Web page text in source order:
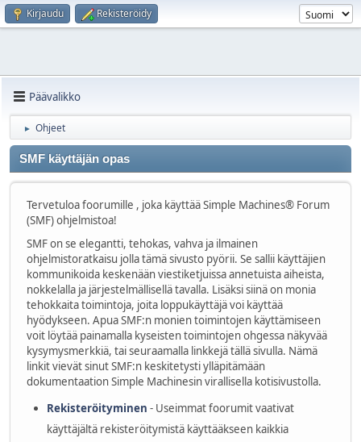
Kirjaudu Rekisteröidy
Päävalikko
► Ohjeet
SMF käyttäjän opas
Tervetuloa foorumille , joka käyttää Simple Machines® Forum
(SMF) ohjelmistoa!
SMF on se elegantti, tehokas, vahva ja ilmainen
ohjelmistoratkaisu jolla tämä sivusto pyörii. Se sallii käyttäjien
kommunikoida keskenään viestiketjuissa annetuista aiheista,
nokkelalla ja järjestelmällisellä tavalla. Lisäksi siinä on monia
tehokkaita toimintoja, joita loppukäyttäjä voi käyttää
hyödykseen. Apua SMF:n monien toimintojen käyttämiseen
voit löytää painamalla kyseisten toimintojen ohgessa näkyvää
kysymysmerkkiä, tai seuraamalla linkkejä tällä sivulla. Nämä
linkit vievät sinut SMF:n keskitetysti ylläpitämään
dokumentaation Simple Machinesin virallisella kotisivustolla.
Rekisteröityminen - Useimmat foorumit vaativat
käyttäjältä rekisteröitymistä käyttääkseen kaikkia